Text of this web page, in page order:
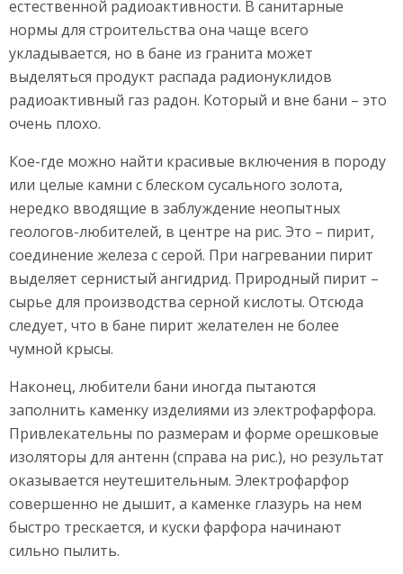
естественной радиоактивности. В санитарные
нормы для строительства она чаще всего
укладывается, но в бане из гранита может
выделяться продукт распада радионуклидов
радиоактивный газ радон. Который и вне бани – это
очень плохо.
Кое-где можно найти красивые включения в породу
или целые камни с блеском сусального золота,
нередко вводящие в заблуждение неопытных
геологов-любителей, в центре на рис. Это – пирит,
соединение железа с серой. При нагревании пирит
выделяет сернистый ангидрид. Природный пирит –
сырье для производства серной кислоты. Отсюда
следует, что в бане пирит желателен не более
чумной крысы.
Наконец, любители бани иногда пытаются
заполнить каменку изделиями из электрофарфора.
Привлекательны по размерам и форме орешковые
изоляторы для антенн (справа на рис.), но результат
оказывается неутешительным. Электрофарфор
совершенно не дышит, а каменке глазурь на нем
быстро трескается, и куски фарфора начинают
сильно пылить.